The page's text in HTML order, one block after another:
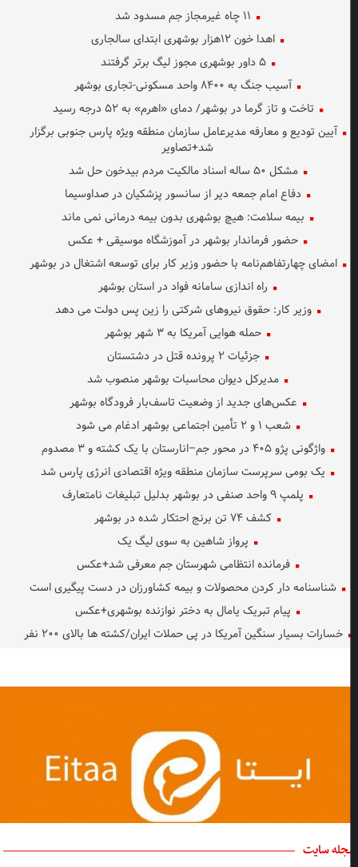
۱۱ چاه غیرمجاز جم مسدود شد
اهدا خون ۱۲هزار بوشهری ابتدای سالجاری
۵ داور بوشهری مجوز لیگ برتر گرفتند
آسیب جنگ به ۸۴۰۰ واحد مسکونی-تجاری بوشهر
تاخت و تاز گرما در بوشهر/ دمای «اهرم» به ۵۲ درجه رسید
آیین تودیع و معارفه مدیرعامل سازمان منطقه ویژه پارس جنوبی برگزار
شد+تصاویر
مشکل ۵۰ ساله اسناد مالکیت مردم بیدخون حل شد
دفاع امام جمعه دیر از سانسور پزشکیان در صداوسیما
بیمه سلامت: هیچ بوشهری بدون بیمه درمانی نمی ماند
حضور فرماندار بوشهر در آموزشگاه موسیقی + عکس
امضای چهارتفاهم‌نامه با حضور وزیر کار برای توسعه اشتغال در بوشهر
راه اندازی سامانه فواد در استان بوشهر
وزیر کار: حقوق نیروهای شرکتی را زین پس دولت می دهد
حمله هوایی آمریکا به ۳ شهر بوشهر
جزئیات ۲ پرونده قتل در دشتستان
مدیرکل دیوان محاسبات بوشهر منصوب شد
عکس‌های جدید از وضعیت تاسف‌بار فرودگاه بوشهر
شعب ۱ و ۲ تأمین اجتماعی بوشهر ادغام می شود
واژگونی پژو ۴۰۵ در محور جم–انارستان با یک کشته و ۳ مصدوم
یک بومی سرپرست سازمان منطقه ویژه اقتصادی انرژی پارس شد
پلمپ ۹ واحد صنفی در بوشهر بدلیل تبلیغات نامتعارف
کشف ۷۴ تن برنج احتکار شده در بوشهر
پرواز شاهین به سوی لیگ یک
فرمانده انتظامی شهرستان جم معرفی شد+عکس
شناسنامه دار کردن محصولات و بیمه کشاورزان در دست پیگیری است
پیام تبریک یامال به دختر نوازنده بوشهری+عکس
خسارات بسیار سنگین آمریکا در پی حملات ایران/کشته ها بالای ۲۰۰ نفر
سایت